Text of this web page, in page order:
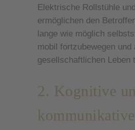
Elektrische Rollstühle
ermöglichen den
lange wie möglich
mobil fortzubewegen und
gesellschaftlichen Leben
2. Kognitive
kommunikative